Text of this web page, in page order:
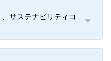
サステナビリティコ